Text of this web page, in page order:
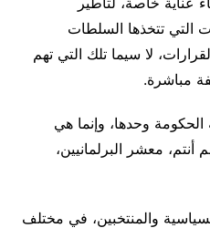
التي تتخذها السلطات
لا سيما تلك التي تهم
مباشرة.
وحدها، وإنما هي
معشر البرلمانيين،
والمنتخبين، في مختلف